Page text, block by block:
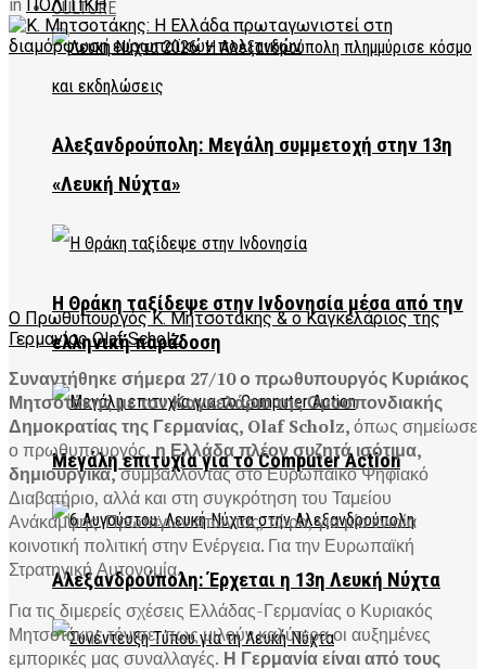
CULTURE
Αλεξανδρούπολη: Μεγάλη συμμετοχή στην 13η
«Λευκή Νύχτα»
Η Θράκη ταξίδεψε στην Ινδονησία μέσα από την
ελληνική παράδοση
Μεγάλη επιτυχία για το Computer Action
Αλεξανδρούπολη: Έρχεται η 13η Λευκή Νύχτα
in ΠΟΛΙΤΙΚΗ
O Πρωθυπουργός Κ. Μητσοτάκης & ο Καγκελάριος της
Γερμανίας Olaf Scholz
Συναντήθηκε σήμερα 27/10 ο πρωθυπουργός Κυριάκος
Μητσοτάκης με τον Καγκελάριο της Ομοσπονδιακής
Δημοκρατίας της Γερμανίας, Olaf Scholz,όπως σημείωσε
ο πρωθυπουργός, η Ελλάδα πλέον συζητά ισότιμα,
δημιουργικά,συμβάλλοντας στο Ευρωπαϊκό Ψηφιακό
Διαβατήριο, αλλά και στη συγκρότηση του Ταμείου
Ανάκαμψης. Πρωταγωνιστώντας, τώρα, για μία ενιαία
κοινοτική πολιτική στην Ενέργεια. Για την Ευρωπαϊκή
Στρατηγική Αυτονομία.
Για τις διμερείς σχέσεις Ελλάδας-Γερμανίας ο Κυριακός
Μητσοτάκης τόνισε, πως μιλούν καλύτερα οι αυξημένες
εμπορικές μας συναλλαγές. Η Γερμανία είναι από τους